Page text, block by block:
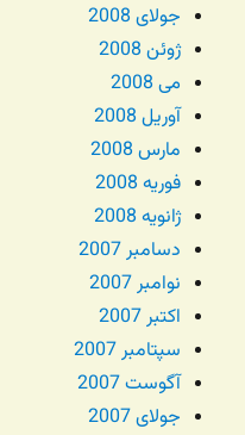
جولای 2008
ژوئن 2008
می 2008
آوریل 2008
مارس 2008
فوریه 2008
ژانویه 2008
دسامبر 2007
نوامبر 2007
اکتبر 2007
سپتامبر 2007
آگوست 2007
جولای 2007